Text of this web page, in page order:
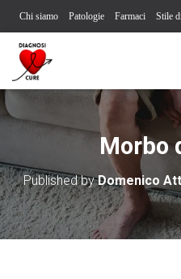
Chi siamo Patologie Farmaci Stile
Associazioni Pazienti
Morbo
Published byDomenico